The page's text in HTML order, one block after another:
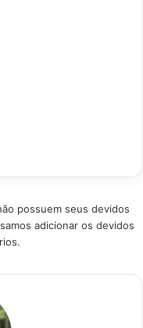
possuem seus devidos
adicionar os devidos